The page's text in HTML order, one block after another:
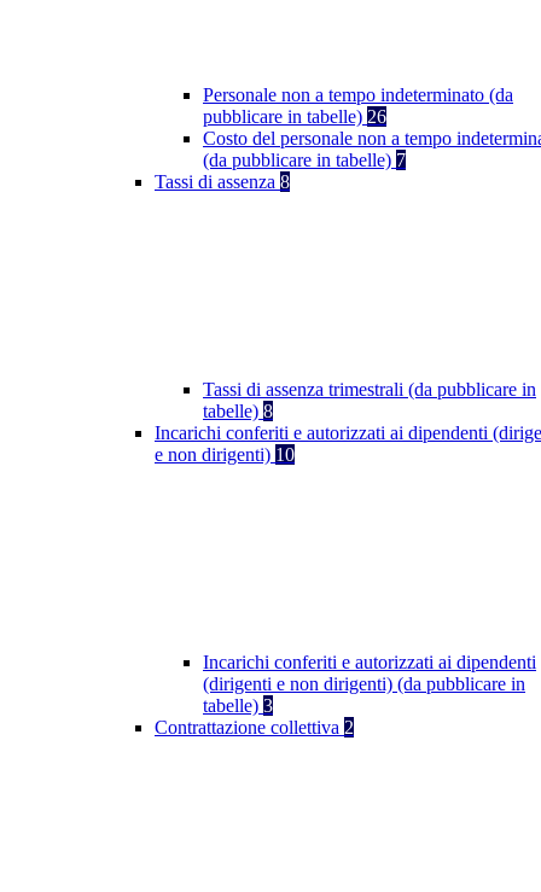
Personale non a tempo indeterminato (da
pubblicare in tabelle) 26
Costo del personale non a tempo
(da pubblicare in tabelle) 7
Tassi di assenza 8
Tassi di assenza trimestrali (da pubblicare in
tabelle) 8
Incarichi conferiti e autorizzati ai dipendenti
e non dirigenti) 10
Incarichi conferiti e autorizzati ai dipendenti
(dirigenti e non dirigenti) (da pubblicare in
tabelle) 3
Contrattazione collettiva 2